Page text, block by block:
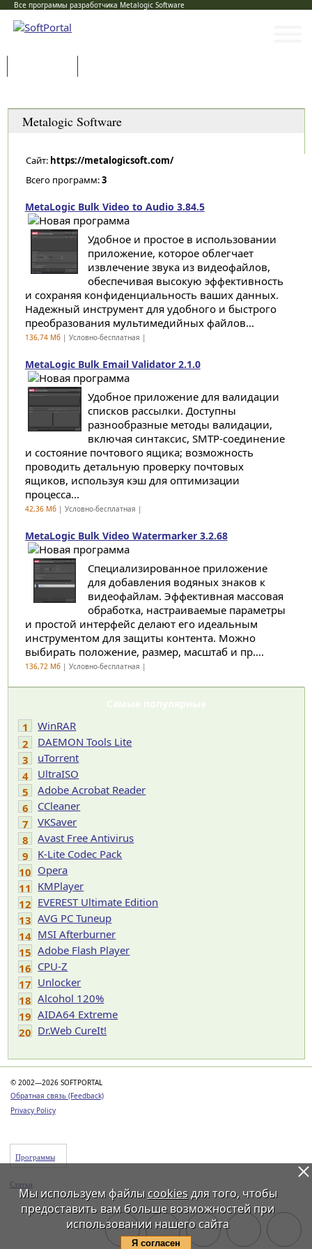
Все программы разработчика Metalogic Software
Metalogic Software
Сайт: https://metalogicsoft.com/
Всего программ:3
MetaLogic Bulk Video to Audio 3.84.5
Удобное и простое в использовании
приложение, которое облегчает
извлечение звука из видеофайлов,
обеспечивая высокую эффективность
и сохраняя конфиденциальность ваших данных.
Надежный инструмент для удобного и быстрого
преобразования мультимедийных файлов...
136,74 Мб| Условно-бесплатная |
MetaLogic Bulk Email Validator 2.1.0
Удобное приложение для валидации
списков рассылки. Доступны
разнообразные методы валидации,
включая синтаксис, SMTP-соединение
и состояние почтового ящика; возможность
проводить детальную проверку почтовых
ящиков, используя кэш для оптимизации
процесса...
42,36 Мб| Условно-бесплатная |
MetaLogic Bulk Video Watermarker 3.2.68
Специализированное приложение
для добавления водяных знаков к
видеофайлам. Эффективная массовая
обработка, настраиваемые параметры
и простой интерфейс делают его идеальным
инструментом для защиты контента. Можно
выбирать положение, размер, масштаб и пр....
136,72 Мб| Условно-бесплатная |
Самые популярные
1
WinRAR
2
DAEMON Tools Lite
3
uTorrent
4
UltraISO
5
Adobe Acrobat Reader
6
CCleaner
7
VKSaver
8
Avast Free Antivirus
9
K-Lite Codec Pack
10 Opera
11 KMPlayer
12 EVEREST Ultimate Edition
13 AVG PC Tuneup
14 MSI Afterburner
15 Adobe Flash Player
16 CPU-Z
17 Unlocker
18 Alcohol 120%
19 AIDA64 Extreme
20 Dr.Web CureIt!
© 2002—2026 SOFTPORTAL
Обратная связь (Feedback)
Privacy Policy
Программы
Статьи
Мы используем файлы cookiesдля того, чтобы
предоставить вам больше возможностей при
использовании нашего сайта